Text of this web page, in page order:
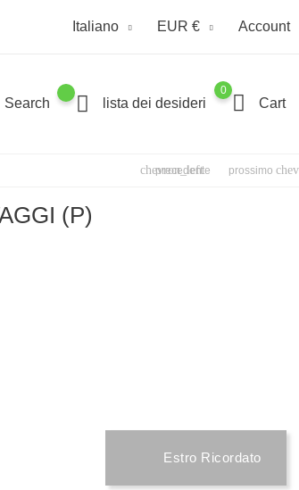
Italiano EUR € Account
Search lista dei desideri
0
Cart
chevron_left
precedente prossimo
(P)
Estro Ricordato